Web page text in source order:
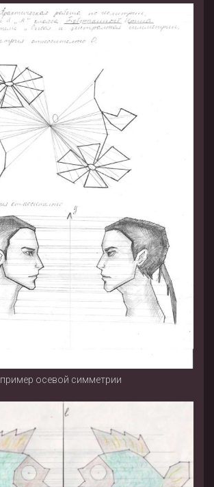
пример осевой симметрии